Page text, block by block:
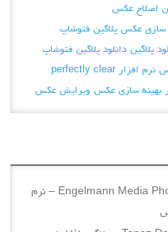
اصلاح عکس
سازی عکس پلاگین فتوشاپ
پلاگین دانلود پلاگین فتوشاپ
نرم افزار perfectly clear
بهینه سازی عکس ویرایش عکس
دانلود Engelmann Media Photomizer 3.0.7242.24370 – نرم